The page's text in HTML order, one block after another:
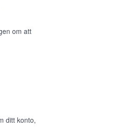
om att
ditt konto,